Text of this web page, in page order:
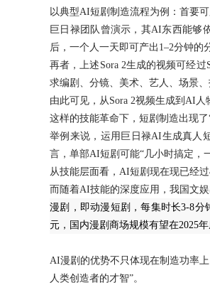
以典型AI短剧制造流程为例：首要
巨日禄团队曾演示，其AI东西能够
后，一个人一天即可产出1–2分钟的
再者，上述Sora 2生成的视频可经
求编剧、分镜、美术、艺人、场景
由此可见，从Sora 2视频生成到AI
这样的技能革命下，短剧制造出现了
举例来说，运用巨日禄AI生成真人
言，单部AI短剧可能“几小时搞定，
从技能层面看，AI短剧现在现已经
而随着AI技能的深度应用，我国文
漫剧，即动漫短剧，每集时长3-8
元，国内漫剧商场规模有望在2025年
AI漫剧的优势不只体现在制造功率
人类创造者的才智”。